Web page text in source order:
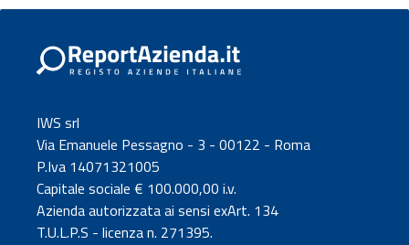
IWS srl
Via Emanuele Pessagno - 3 - 00122 - Roma
P.Iva 14071321005
Capitale sociale € 100.000,00 i.v.
Azienda autorizzata ai sensi exArt. 134
T.U.L.P.S - licenza n. 271395.